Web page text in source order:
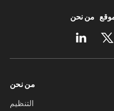
من نحن
من نحن
التنظيم